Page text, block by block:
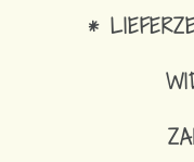
*